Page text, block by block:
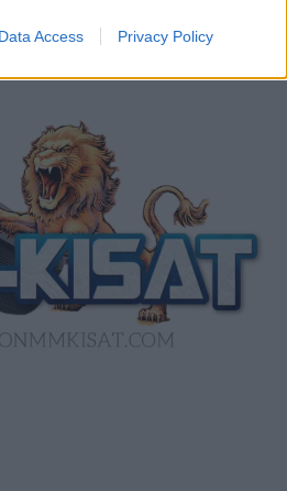
Data Access Privacy Policy